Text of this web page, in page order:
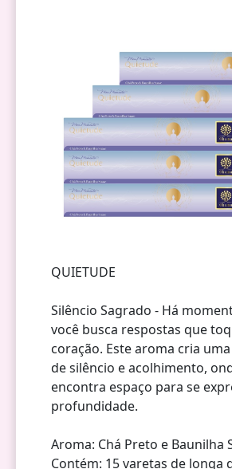
QUIETUDE
Silêncio Sagrado - Há
você busca respostas que
coração. Este aroma cria
de silêncio e acolhimento,
encontra espaço para se
profundidade.
Aroma: Chá Preto e Baunilha
Contém: 15 varetas de longa